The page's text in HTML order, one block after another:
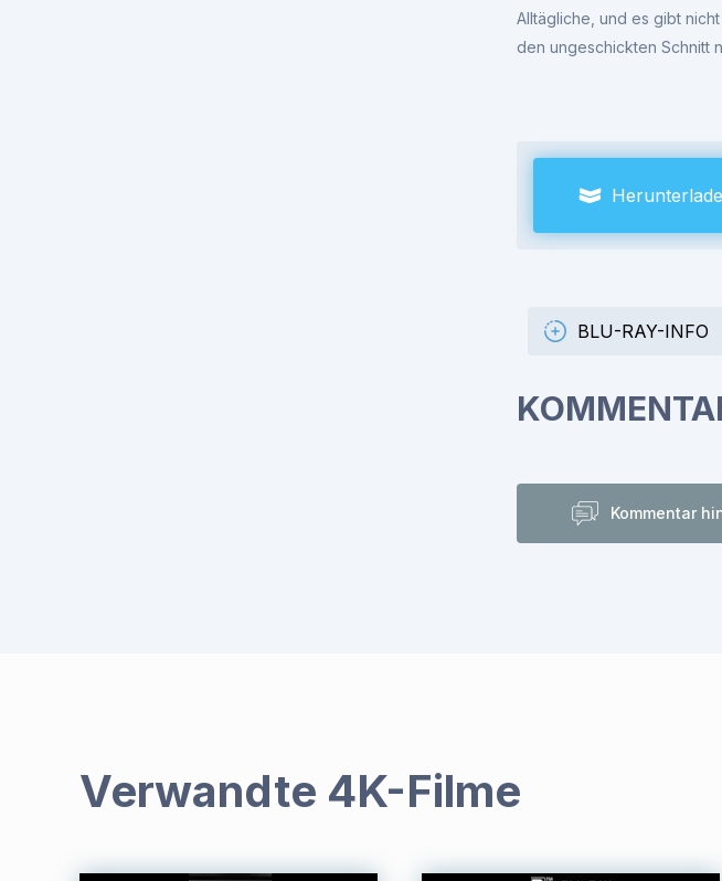
Alltägliche, und es gibt
den ungeschickten Schnitt
BLU-RAY-INFO
Kommentar
Verwandte 4K-Filme